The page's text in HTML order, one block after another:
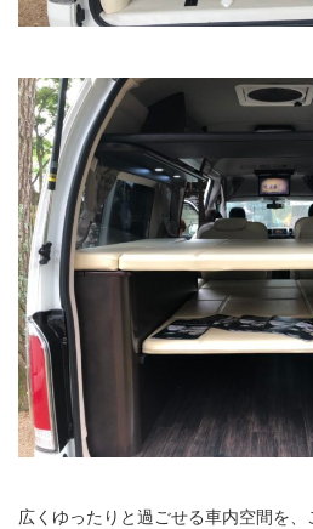
広くゆったりと過ごせる車内空間を